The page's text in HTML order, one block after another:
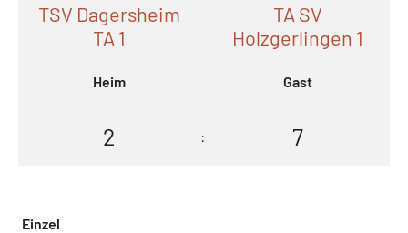
TSV Dagersheim
TA 1
Heim
TA SV
Holzgerlingen 1
Gast
2 : 7
Einzel